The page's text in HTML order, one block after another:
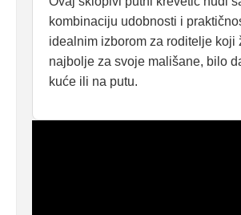
kombinaciju udobnosti i
idealnim izborom za roditelje koji
najbolje za svoje mališane, bilo
kuće ili na putu.